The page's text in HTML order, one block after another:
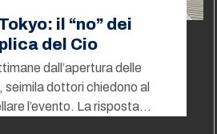
il “no” dei
del Cio
dall’apertura delle
seimila dottori chiedono al
l’evento. La risposta…